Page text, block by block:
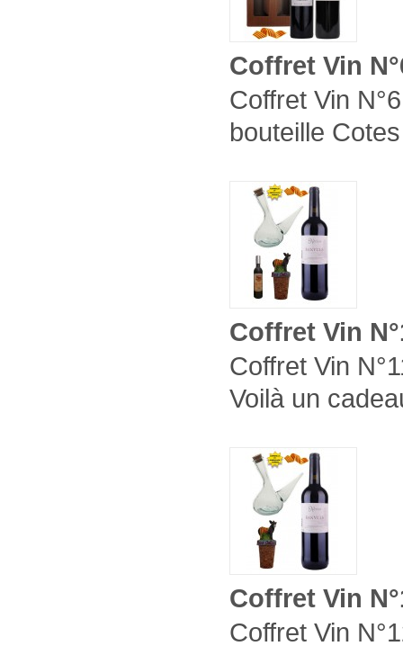
Coffret Vin
Coffret Vin
bouteille
Coffret Vin
Coffret Vin
Voilà un
Coffret Vin
Coffret Vin